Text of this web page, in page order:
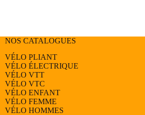
NOS CATALOGUES
VÉLO PLIANT
VÉLO ÉLECTRIQUE
VÉLO VTT
VÉLO VTC
VÉLO ENFANT
VÉLO FEMME
VÉLO HOMMES